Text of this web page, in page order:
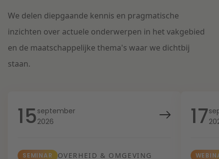
We delen diepgaande kennis en pragmatische
inzichten over actuele onderwerpen in het vakgebied
en de maatschappelijke thema's waar we dichtbij
staan.
15september
2026
SEMINAR OVERHEID & OMGEVING
17